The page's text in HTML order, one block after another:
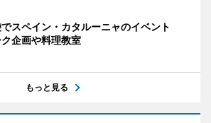
スペイン・カタルーニャのイベント
ク企画や料理教室
もっと見る